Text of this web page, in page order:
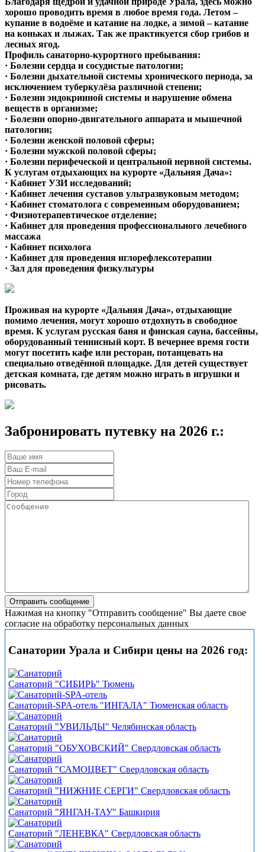
хорошо проводить время в любое время года. Летом –
купание в водоёме и катание на лодке, а зимой – катание
на коньках и лыжах. Так же практикуется сбор грибов и
лесных ягод.
Профиль санаторно-курортного пребывания:
· Болезни сердца и сосудистые патологии;
· Болезни дыхательной системы хронического периода, за
исключением туберкулёза различной степени;
· Болезни эндокринной системы и нарушение обмена
веществ в организме;
· Болезни опорно-двигательного аппарата и мышечной
патологии;
· Болезни женской половой сферы;
· Болезни мужской половой сферы;
· Болезни перифеческой и центральной нервной системы.
К услугам отдыхающих на курорте «Дальняя Дача»:
· Кабинет УЗИ исследований;
· Кабинет лечения суставов ультразвуковым методом;
· Кабинет стоматолога с современным оборудованием;
· Физиотерапевтическое отделение;
· Кабинет для проведения профессионального лечебного
массажа
· Кабинет психолога
· Кабинет для проведения иглорефлексотерапии
· Зал для проведения физкультуры
Проживая на курорте «Дальняя Дача», отдыхающие
помимо лечения, могут хорошо отдохнуть в свободное
время. К услугам русская баня и финская сауна, бассейны,
оборудованный теннисный корт. В вечернее время гости
могут посетить кафе или ресторан, потанцевать на
специально отведённой площадке. Для детей существует
детская комната, где детям можно играть в игрушки и
рисовать.
Забронировать путевку на 2026 г.:
Нажимая на кнопку "Отправить сообщение" Вы даете свое
согласие на обработку персональных данных
Санатории Урала и Сибири цены на 2026 год:
Санаторий "СИБИРЬ" Тюмень
Санаторий-SPA-отель "ИНГАЛА" Тюменская область
Санаторий "УВИЛЬДЫ" Челябинская область
Санаторий "ОБУХОВСКИЙ" Свердловская область
Санаторий "САМОЦВЕТ" Свердловская область
Санаторий "НИЖНИЕ СЕРГИ" Свердловская область
Санаторий "ЯНГАН-ТАУ" Башкирия
Санаторий "ЛЕНЕВКА" Свердловская область